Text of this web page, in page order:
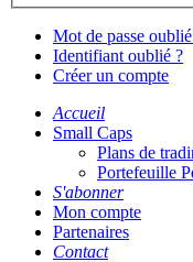
Mot de passe
Identifiant oublié ?
Créer un compte
Accueil
Small Caps
Plans de
Portefeuille
S'abonner
Mon compte
Partenaires
Contact